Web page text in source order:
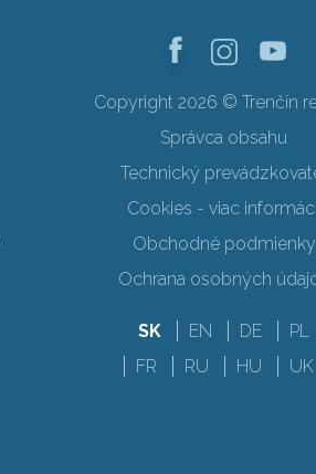
Copyright 2026 © Trenčín
Správca obsahu
Technický
Cookies - viac
Obchodné podmienky
Ochrana osobných
SK EN DE
PL
FR
RU HU UK